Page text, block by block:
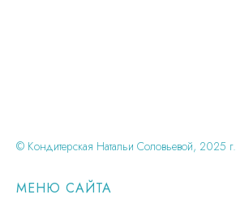
© Кондитерская Натальи Соловьевой, 2025 г.
МЕНЮ САЙТА